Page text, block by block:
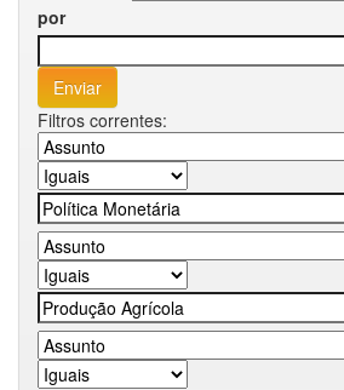
por
Filtros correntes: